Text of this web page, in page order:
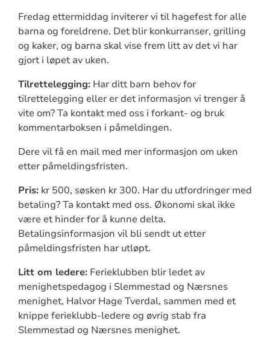
Fredag ettermiddag inviterer vi til hagefest for alle
barna og foreldrene. Det blir konkurranser, grilling
og kaker, og barna skal vise frem litt av det vi har
gjort i løpet av uken.
Tilrettelegging:Har ditt barn behov for
tilrettelegging eller er det informasjon vi trenger å
vite om? Ta kontakt med oss i forkant- og bruk
kommentarboksen i påmeldingen.
Dere vil få en mail med mer informasjon om uken
etter påmeldingsfristen.
Pris:kr 500, søsken kr 300. Har du utfordringer med
betaling? Ta kontakt med oss. Økonomi skal ikke
være et hinder for å kunne delta.
Betalingsinformasjon vil bli sendt ut etter
påmeldingsfristen har utløpt.
Litt om ledere:Ferieklubben blir ledet av
menighetspedagog i Slemmestad og Nærsnes
menighet, Halvor Hage Tverdal, sammen med et
knippe ferieklubb-ledere og øvrig stab fra
Slemmestad og Nærsnes menighet.